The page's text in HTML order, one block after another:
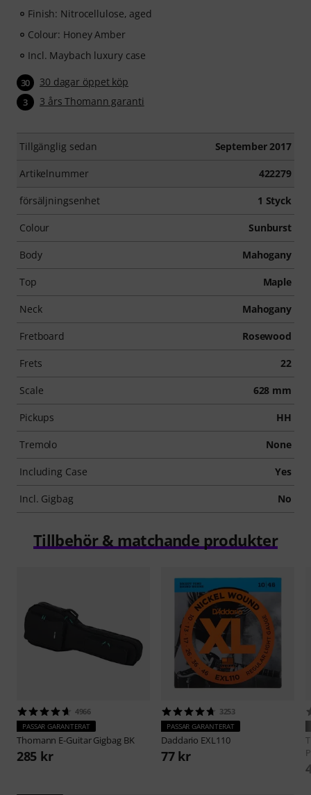
Finish: Nitrocellulose, aged
Colour: Honey Amber
Incl. Maybach luxury case
30 30 dagar öppet köp
3 3 års Thomann garanti
Tillgänglig sedan September 2017
Artikelnummer 422279
försäljningsenhet 1 Styck
Colour Sunburst
Body Mahogany
Top Maple
Neck Mahogany
Fretboard Rosewood
Frets 22
Scale 628 mm
Pickups HH
Tremolo None
Including Case Yes
Incl. Gigbag No
Tillbehör & matchande produkter
4966
PASSAR GARANTERAT
Thomann E-Guitar Gigbag BK
285 kr
3253
PASSAR GARANTERAT
Daddario EXL110
77 kr